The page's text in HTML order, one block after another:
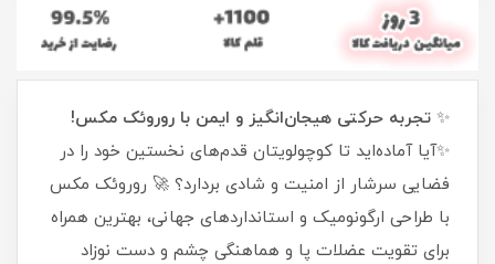
✨ تجربه حرکتی هیجان‌انگیز و ایمن با روروئک مکس!
✨آیا آماده‌اید تا کوچولویتان قدم‌های نخستین خود را در
فضایی سرشار از امنیت و شادی بردارد؟ 🚀 روروئک مکس
با طراحی ارگونومیک و استانداردهای جهانی، بهترین همراه
برای تقویت عضلات پا و هماهنگی چشم و دست نوزاد